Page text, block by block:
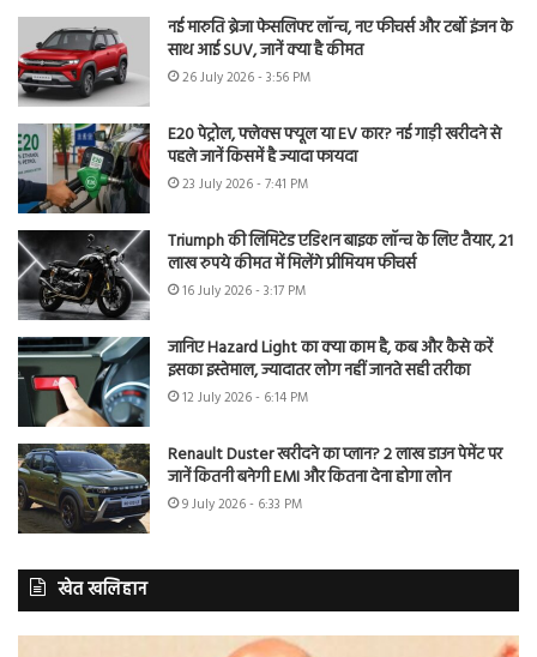
नई मारुति ब्रेजा फेसलिफ्ट लॉन्च, नए फीचर्स और टर्बो इंजन के
साथ आई SUV, जानें क्या है कीमत
26 July 2026 - 3:56 PM
E20 पेट्रोल, फ्लेक्स फ्यूल या EV कार? नई गाड़ी खरीदने से
पहले जानें किसमें है ज्यादा फायदा
23 July 2026 - 7:41 PM
Triumph की लिमिटेड एडिशन बाइक लॉन्च के लिए तैयार, 21
लाख रुपये कीमत में मिलेंगे प्रीमियम फीचर्स
16 July 2026 - 3:17 PM
जानिए Hazard Light का क्या काम है, कब और कैसे करें
इसका इस्तेमाल, ज्यादातर लोग नहीं जानते सही तरीका
12 July 2026 - 6:14 PM
Renault Duster खरीदने का प्लान? 2 लाख डाउन पेमेंट पर
जानें कितनी बनेगी EMI और कितना देना होगा लोन
9 July 2026 - 6:33 PM
खेत खलिहान